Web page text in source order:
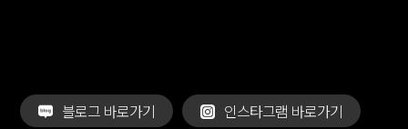
인스타그램 바로가기
블로그 바로가기